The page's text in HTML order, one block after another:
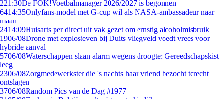
221:30De FOK!Voetbalmanager 2026/2027 is begonnen
6414:35Onlyfans-model met G-cup wil als NASA-ambassadeur naar
maan
2414:09Huisarts per direct uit vak gezet om ernstig alcoholmisbruik
1906/08Drone met explosieven bij Duits vliegveld voedt vrees voor
hybride aanval
5706/08Waterschappen slaan alarm wegens droogte: Gereedschapskist
leeg
2306/08Zorgmedewerkster die 's nachts haar vriend bezocht terecht
ontslagen
3706/08Random Pics van de Dag #1977